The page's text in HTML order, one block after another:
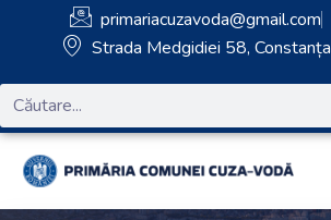
primariacuzavoda@gmail.com
Strada Medgidiei 58, Constanța